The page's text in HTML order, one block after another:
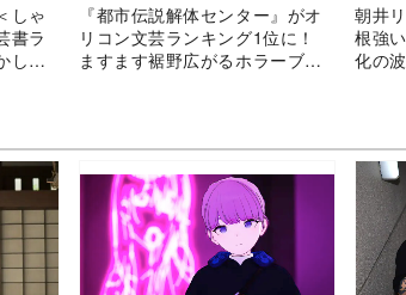
しゃ
書ラ
した
『都市伝説解体センター』がオ
リコン文芸ランキング1位に！
ますます裾野広がるホラーブー
朝井
根強
化の